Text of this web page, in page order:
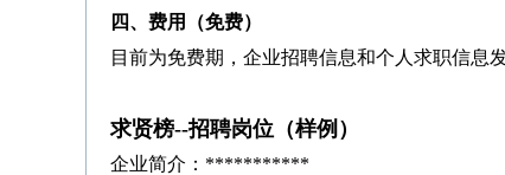
四、费用（免费）
目前为免费期，企业招聘信息和个人求职信息
求贤榜--招聘岗位（样例）
企业简介：***********